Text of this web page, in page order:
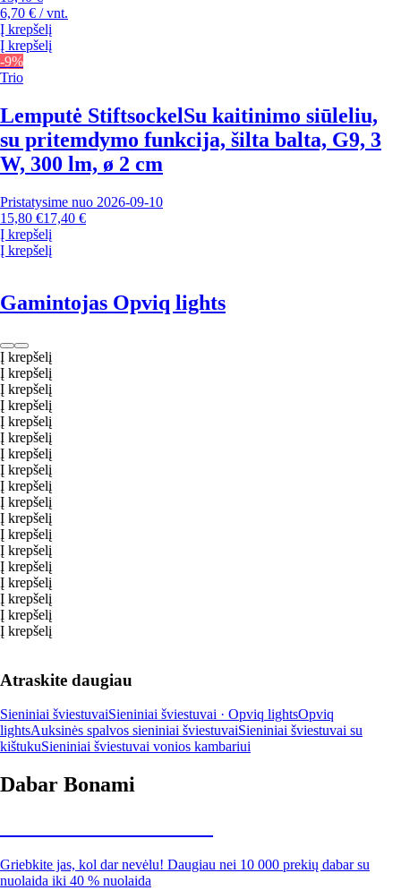
6,70 € / vnt.
Į krepšelį
Į krepšelį
-9%
Trio
Lemputė StiftsockelSu kaitinimo siūleliu,
su pritemdymo funkcija, šilta balta, G9, 3
W, 300 lm, ø 2 cm
Pristatysime nuo 2026‑09‑10
15,80 €17,40 €
Į krepšelį
Į krepšelį
Gamintojas Opviq lights
Į krepšelį
Į krepšelį
Į krepšelį
Į krepšelį
Į krepšelį
Į krepšelį
Į krepšelį
Į krepšelį
Į krepšelį
Į krepšelį
Į krepšelį
Į krepšelį
Į krepšelį
Į krepšelį
Į krepšelį
Į krepšelį
Į krepšelį
Į krepšelį
Atraskite daugiau
Sieniniai šviestuvaiSieniniai šviestuvai · Opviq lightsOpviq
lightsAuksinės spalvos sieniniai šviestuvaiSieniniai šviestuvai su
kištukuSieniniai šviestuvai vonios kambariui
Dabar Bonami
Griebkite jas, kol dar nevėlu! Daugiau nei 10 000 prekių dabar su
nuolaida iki 40 % nuolaida